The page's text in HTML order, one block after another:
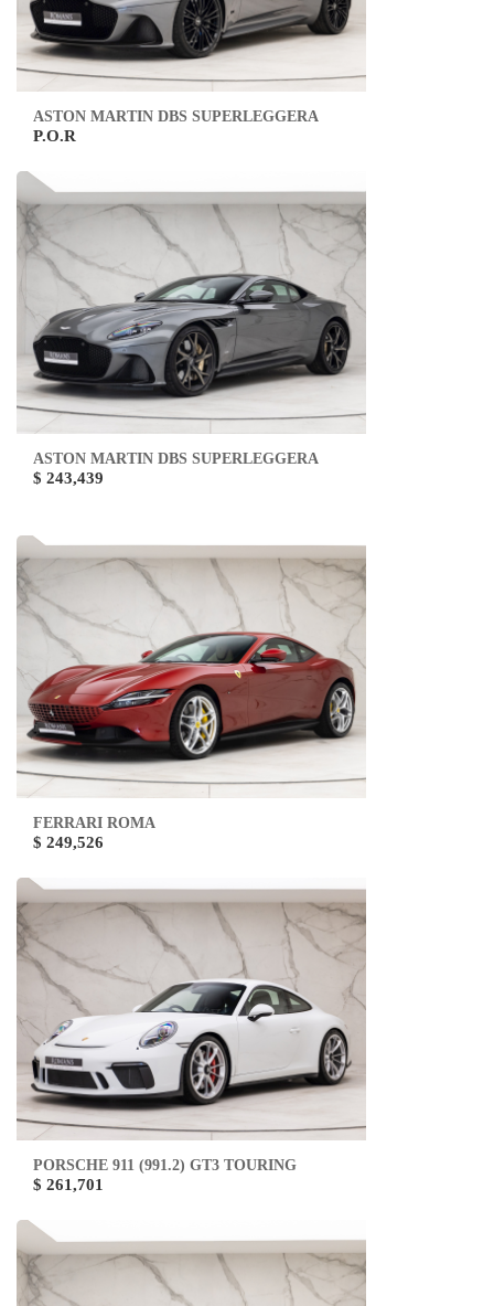
ASTON MARTIN DBS SUPERLEGGERA
P.O.R
ASTON MARTIN DBS SUPERLEGGERA
$ 243,439
FERRARI ROMA
$ 249,526
PORSCHE 911 (991.2) GT3 TOURING
$ 261,701